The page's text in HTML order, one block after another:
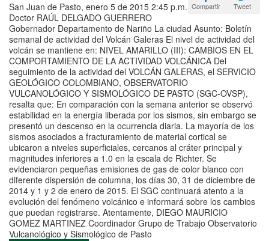
Tweet
Compartir
San Juan de Pasto, enero 5 de 2015 2:45 p.m.
Doctor RAÚL DELGADO GUERRERO
Gobernador Departamento de Nariño La ciudad Asunto: Boletín
semanal de actividad del Volcán Galeras El nivel de actividad del
volcán se mantiene en: NIVEL AMARILLO (III): CAMBIOS EN EL
COMPORTAMIENTO DE LA ACTIVIDAD VOLCÁNICA Del
seguimiento de la actividad del VOLCÁN GALERAS, el SERVICIO
GEOLÓGICO COLOMBIANO, OBSERVATORIO
VULCANOLÓGICO Y SISMOLÓGICO DE PASTO (SGC-OVSP),
resalta que: En comparación con la semana anterior se observó
estabilidad en la energía liberada por los sismos, sin embargo se
presentó un descenso en la ocurrencia diaria. La mayoría de los
sismos asociados a fracturamiento de material cortical se
ubicaron a niveles superficiales, cercanos al cráter principal y
magnitudes inferiores a 1.0 en la escala de Richter. Se
evidenciaron pequeñas emisiones de gas de color blanco con
diferente dispersión de columna, los días 30, 31 de diciembre de
2014 y 1 y 2 de enero de 2015. El SGC continuará atento a la
evolución del fenómeno volcánico e informará sobre los cambios
que puedan registrarse. Atentamente, DIEGO MAURICIO
GOMEZ MARTINEZ Coordinador Grupo de Trabajo Observatorio
Vulcanológico y Sismológico de Pasto